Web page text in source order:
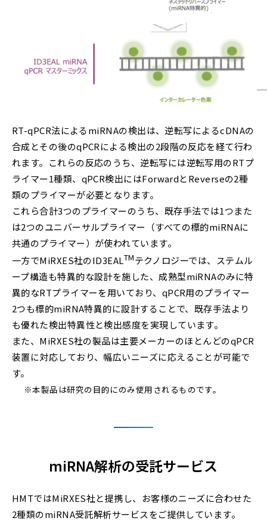
RT-qPCR法によるmiRNAの検出は、逆転写によるcDNAの
合成とその後のqPCRによる検出の2段階の反応を経て行わ
れます。これらの反応のうち、逆転写には逆転写用のRTプ
ライマー1種類、qPCR検出にはForwardとReverseの2種
類のプライマーが必要となります。
これら合計3つのプライマーのうち、既存手法では1つまた
は2つのユニバーサルプライマー（すべての標的miRNAに
共通のプライマー）が使われています。
一方でMiRXES社のID3EALTMテクノロジーでは、ステムル
ープ構造も特異的な設計を施した、成熟型miRNAのみに特
異的なRTプライマーを用いており、qPCR用のプライマー
2つも標的miRNA特異的に設計することで、既存手法より
も優れた検出特異性と検出感度を実現しています。
また、MiRXES社の製品は主要メーカーのほとんどのqPCR
装置に対応しており、幅広いニーズに応えることが可能で
す。
※本製品は研究の目的にのみ使用されるものです。
miRNA解析の受託サービス
HMTではMiRXES社と提携し、お客様のニーズに合わせた
2種類のmiRNA受託解析サービスをご提供しています。